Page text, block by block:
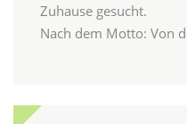
Zuhause gesucht.
Nach dem Motto: Von